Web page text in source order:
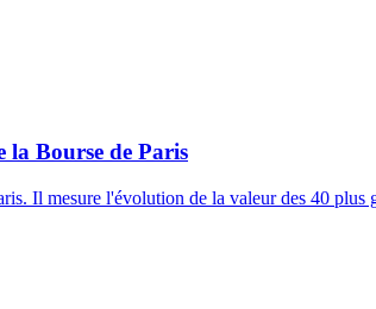
la Bourse de Paris
Il mesure l'évolution de la valeur des 40 plus